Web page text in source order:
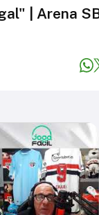
| Arena